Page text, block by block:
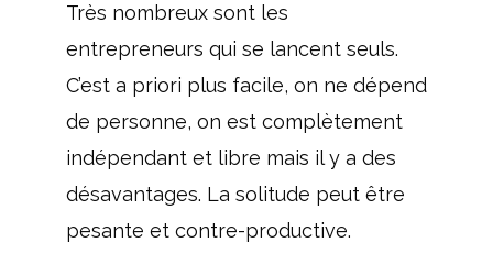
Très nombreux sont les
entrepreneurs qui se lancent seuls.
C’est a priori plus facile, on ne dépend
de personne, on est complètement
indépendant et libre mais il y a des
désavantages. La solitude peut être
pesante et contre-productive.